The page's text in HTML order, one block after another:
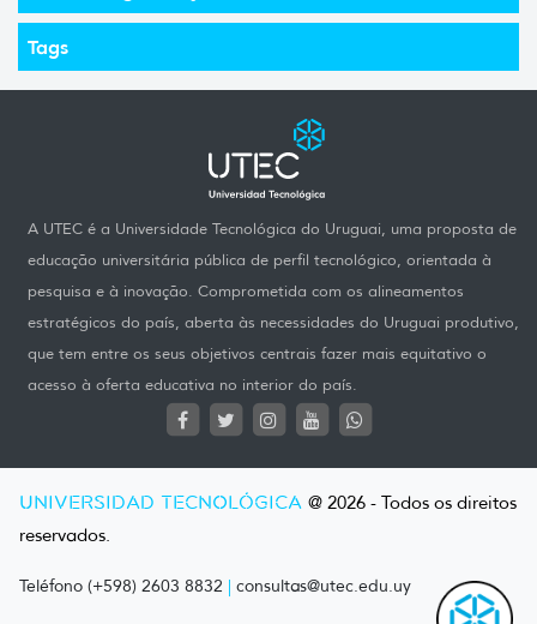
Tags
A UTEC é a Universidade Tecnológica do Uruguai, uma proposta de
educação universitária pública de perfil tecnológico, orientada à
pesquisa e à inovação. Comprometida com os alineamentos
estratégicos do país, aberta às necessidades do Uruguai produtivo,
que tem entre os seus objetivos centrais fazer mais equitativo o
acesso à oferta educativa no interior do país.
UNIVERSIDAD TECNOLÓGICA @ 2026 - Todos os direitos
reservados.
Teléfono (+598) 2603 8832 | consultas@utec.edu.uy